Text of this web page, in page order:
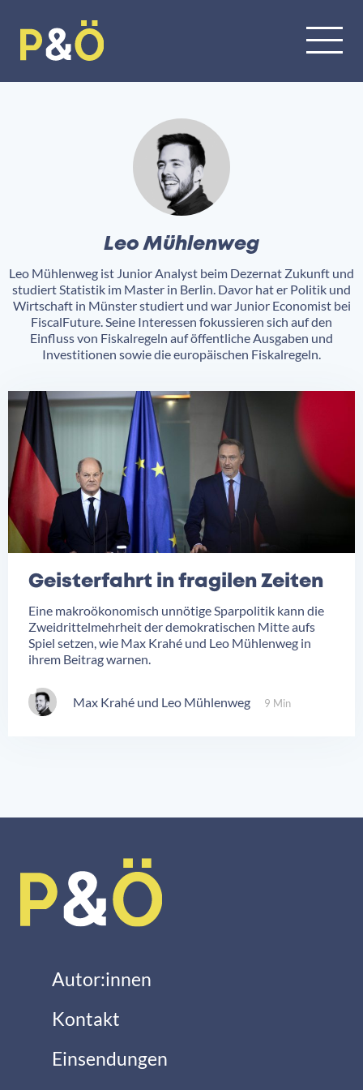
Leo Mühlenweg
Leo Mühlenweg ist Junior Analyst beim Dezernat Zukunft und
studiert Statistik im Master in Berlin. Davor hat er Politik und
Wirtschaft in Münster studiert und war Junior Economist bei
FiscalFuture. Seine Interessen fokussieren sich auf den
Einfluss von Fiskalregeln auf öffentliche Ausgaben und
Investitionen sowie die europäischen Fiskalregeln.
Geisterfahrt in fragilen Zeiten
Eine makroökonomisch unnötige Sparpolitik kann die
Zweidrittelmehrheit der demokratischen Mitte aufs
Spiel setzen, wie Max Krahé und Leo Mühlenweg in
ihrem Beitrag warnen.
Max Krahé Leo Mühlenweg 9 Min
Autor:innen
Kontakt
Einsendungen